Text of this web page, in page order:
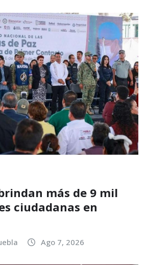
más de 9 mil
ciudadanas en
Ago 7, 2026